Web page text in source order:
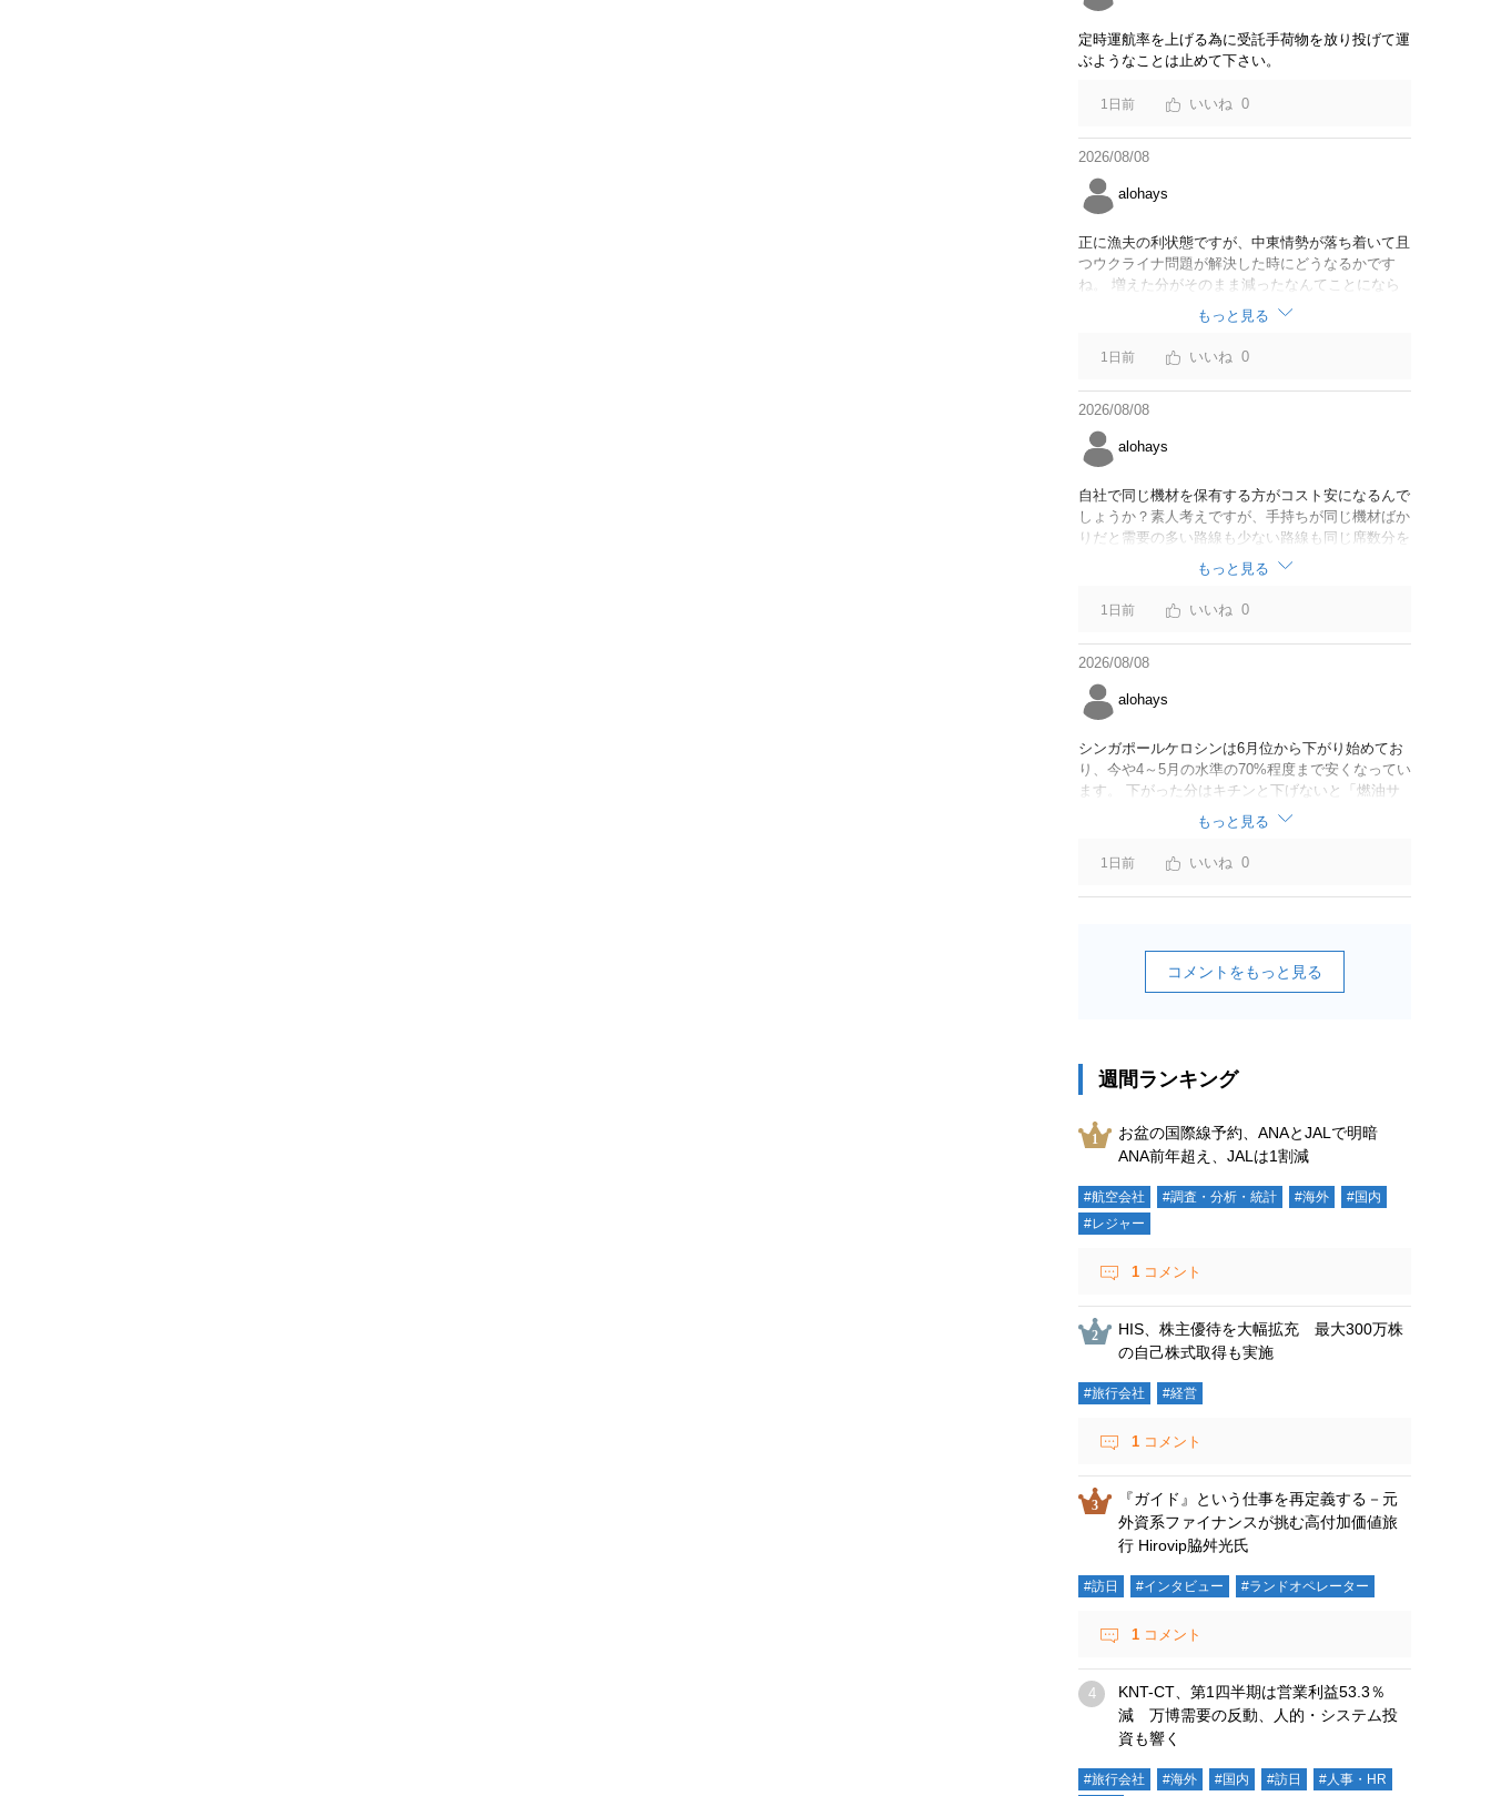
定時運航率を上げる為に受託手荷物を放り投げて運
ぶようなことは止めて下さい。
1日前 0
2026/08/08
alohays
正に漁夫の利状態ですが、中東情勢が落ち着いて且
つウクライナ問題が解決した時にどうなるかです
ね。 増えた分がそのまま減ったなんてことになら
なければいいですが。
もっと見る
1日前 0
2026/08/08
alohays
自社で同じ機材を保有する方がコスト安になるんで
しょうか？素人考えですが、手持ちが同じ機材ばか
りだと需要の多い路線も少ない路線も同じ席数分を
供給することになるので、需要が多い路線には大型
機材を当て、少ない路線には小型機材を当てるな
ど、席数を調整するにはリース契約の方が対応しや
すいと思いました。
もっと見る
1日前 0
2026/08/08
alohays
シンガポールケロシンは6月位から下がり始めてお
り、今や4～5月の水準の70%程度まで安くなってい
ます。 下がった分はキチンと下げないと「燃油サ
ーチャージ＝利益」と判断されますよ。
もっと見る
1日前 0
コメントをもっと見る
週間ランキング
お盆の国際線予約、ANAとJALで明暗
ANA前年超え、JALは1割減
#航空会社 #調査・分析・統計 #海外
#国内
#レジャー
1 コメント
HIS、株主優待を大幅拡充 最大300万株
の自己株式取得も実施
#旅行会社 #経営
1 コメント
『ガイド』という仕事を再定義する－元
外資系ファイナンスが挑む高付加価値旅
行 Hirovip脇舛光氏
#訪日 #インタビュー #ランドオペレーター
1 コメント
KNT-CT、第1四半期は営業利益53.3％
減 万博需要の反動、人的・システム投
資も響く
#旅行会社 #海外 #国内 #訪日 #人事・HR